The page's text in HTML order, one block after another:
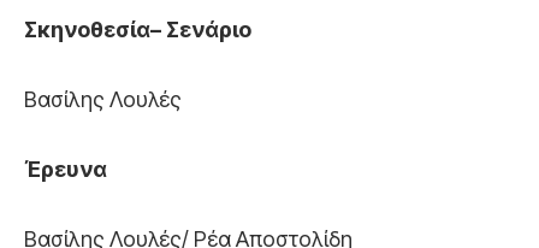
Σκηνοθεσία– Σενάριο
Βασίλης Λουλές
Έρευνα
Βασίλης Λουλές/ Ρέα Αποστολίδη